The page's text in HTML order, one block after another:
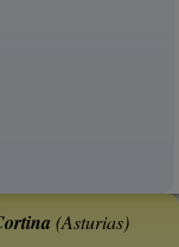
(Asturias)